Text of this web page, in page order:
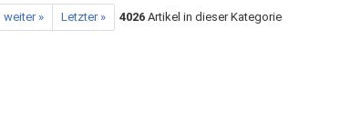
weiter » Letzter » 4026 Artikel in dieser Kategorie